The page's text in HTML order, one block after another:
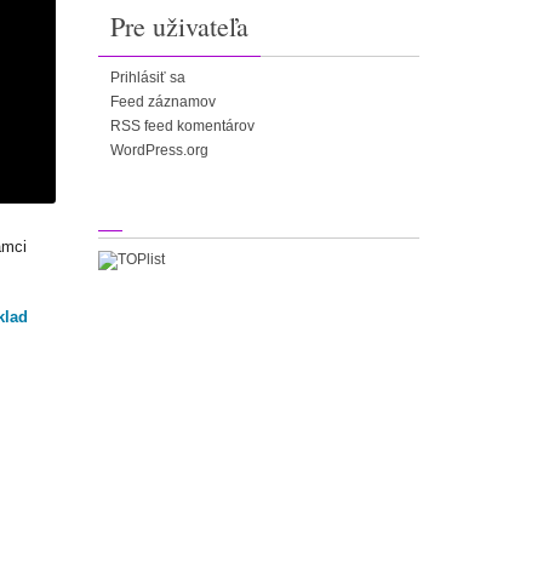
Pre uživateľa
Prihlásiť sa
Feed záznamov
RSS feed komentárov
WordPress.org